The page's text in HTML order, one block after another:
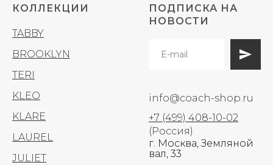
КОЛЛЕКЦИИ
TABBY
BROOKLYN
TERI
KLEO
KLARE
LAUREL
JULIET
ПОДПИСКА НА
НОВОСТИ
info@coach-shop.ru
+7 (499) 408-10-02
(Россия)
г. Москва, Земляной
вал, 33